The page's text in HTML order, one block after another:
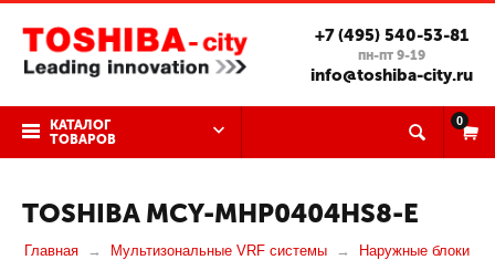
+7 (495) 540-53-81
пн-пт 9-19
info@toshiba-city.ru
КАТАЛОГ
ТОВАРОВ
0
TOSHIBA MCY-MHP0404HS8-E
Главная Мультизональные VRF системы
Наружные блоки